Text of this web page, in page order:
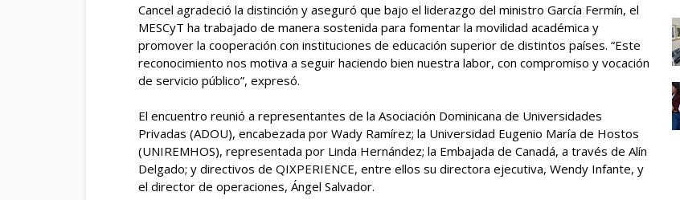
Cancel agradeció la distinción y aseguró que bajo el liderazgo del ministro García Fermín, el
MESCyT ha trabajado de manera sostenida para fomentar la movilidad académica y
promover la cooperación con instituciones de educación superior de distintos países. “Este
reconocimiento nos motiva a seguir haciendo bien nuestra labor, con compromiso y vocación
de servicio público”, expresó.
El encuentro reunió a representantes de la Asociación Dominicana de Universidades
Privadas (ADOU), encabezada por Wady Ramírez; la Universidad Eugenio María de Hostos
(UNIREMHOS), representada por Linda Hernández; la Embajada de Canadá, a través de Alín
Delgado; y directivos de QIXPERIENCE, entre ellos su directora ejecutiva, Wendy Infante, y
el director de operaciones, Ángel Salvador.